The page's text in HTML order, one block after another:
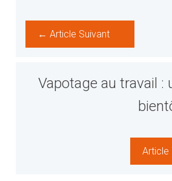
← Article Suivant
Vapotage au travail :